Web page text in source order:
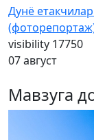
Дунё
visibility 17750
07 август
Мавзуга